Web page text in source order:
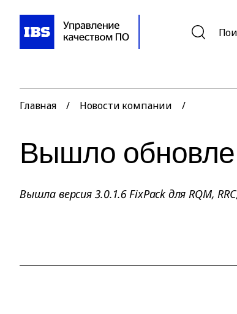
Главная / Новости компании /
Вышло
Вышла версия 3.0.1.6 FixPack для RQM,